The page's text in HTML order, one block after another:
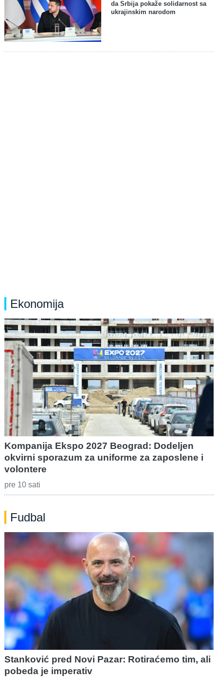
da Srbija pokaže solidarnost sa
ukrajinskim narodom
Ekonomija
Kompanija Ekspo 2027 Beograd: Dodeljen
okvirni sporazum za uniforme za zaposlene i
volontere
pre 10 sati
Fudbal
Stanković pred Novi Pazar: Rotiraćemo tim, ali
pobeda je imperativ